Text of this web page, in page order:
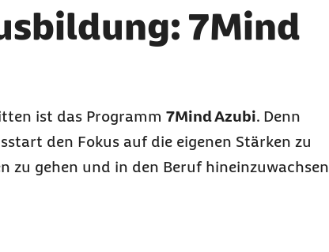
7Mind
ist das Programm 7Mind Azubi. Denn
den Fokus auf die eigenen Stärken zu
gehen und in den Beruf hineinzuwachsen